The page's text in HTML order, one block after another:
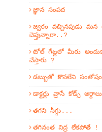
జ్ఞాన సంపద
జ్వరం వచ్చినపుడు మన
చెప్తున్నారా..?
టోల్ గేట్లలో మీరు
చేస్తారు ?
డబ్బుతో కొనలేని
డాక్టర్లు వ్రాసే కోడ్స్
తగని సిగ్గు...
తగినంత నిద్ర లేకపోతే !